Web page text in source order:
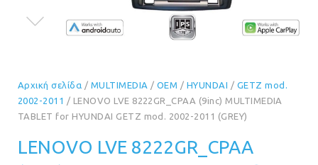
Αρχική σελίδα / MULTIMEDIA / OEM / HYUNDAI / GETZ mod.
2002-2011 / LENOVO LVE 8222GR_CPAA (9inc) MULTIMEDIA
TABLET for HYUNDAI GETZ mod. 2002-2011 (GREY)
LENOVO LVE 8222GR_CPAA